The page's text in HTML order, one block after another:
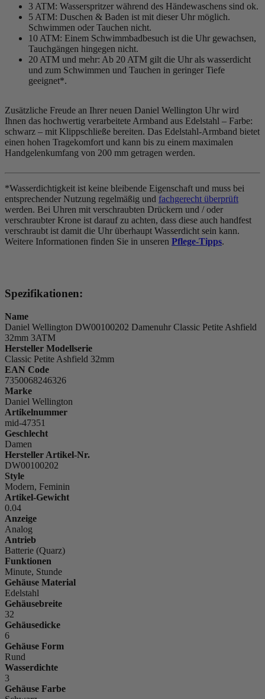
3 ATM: Wasserspritzer während des Händewaschens sind ok.
5 ATM: Duschen & Baden ist mit dieser Uhr möglich.
Schwimmen oder Tauchen nicht.
10 ATM: Einem Schwimmbadbesuch ist die Uhr gewachsen,
Tauchgängen hingegen nicht.
20 ATM und mehr: Ab 20 ATM gilt die Uhr als wasserdicht
und zum Schwimmen und Tauchen in geringer Tiefe
geeignet*.
Zusätzliche Freude an Ihrer neuen Daniel Wellington Uhr wird
Ihnen das hochwertig verarbeitete Armband aus Edelstahl – Farbe:
schwarz – mit Klippschließe bereiten. Das Edelstahl-Armband bietet
einen hohen Tragekomfort und kann bis zu einem maximalen
Handgelenkumfang von 200 mm getragen werden.
*Wasserdichtigkeit ist keine bleibende Eigenschaft und muss bei
entsprechender Nutzung regelmäßig und fachgerecht überprüft
werden. Bei Uhren mit verschraubten Drückern und / oder
verschraubter Krone ist darauf zu achten, dass diese auch handfest
verschraubt ist damit die Uhr überhaupt Wasserdicht sein kann.
Weitere Informationen finden Sie in unseren Pflege-Tipps.
Spezifikationen:
Name
Daniel Wellington DW00100202 Damenuhr Classic Petite Ashfield
32mm 3ATM
Hersteller Modellserie
Classic Petite Ashfield 32mm
EAN Code
7350068246326
Marke
Daniel Wellington
Artikelnummer
mid-47351
Geschlecht
Damen
Hersteller Artikel-Nr.
DW00100202
Style
Modern, Feminin
Artikel-Gewicht
0.04
Anzeige
Analog
Antrieb
Batterie (Quarz)
Funktionen
Minute, Stunde
Gehäuse Material
Edelstahl
Gehäusebreite
32
Gehäusedicke
6
Gehäuse Form
Rund
Wasserdichte
3
Gehäuse Farbe